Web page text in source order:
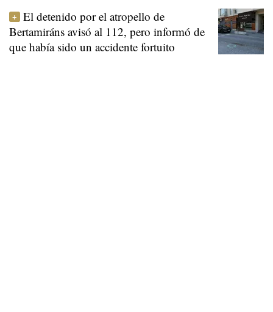
El detenido por el atropello de
Bertamiráns avisó al 112, pero informó de
que había sido un accidente fortuito